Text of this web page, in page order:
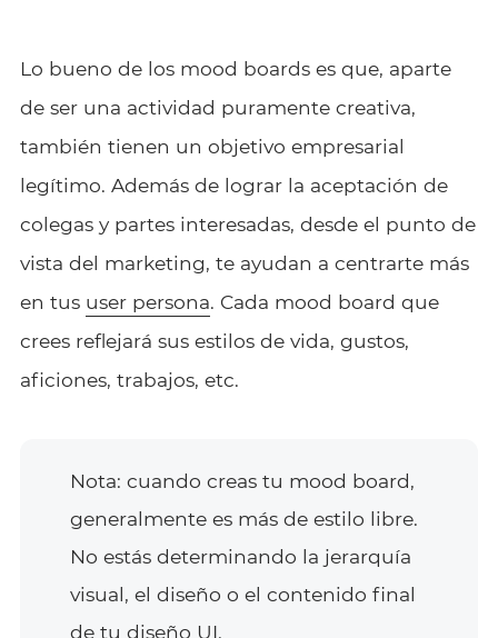
Lo bueno de los mood boards es que, aparte
de ser una actividad puramente creativa,
también tienen un objetivo empresarial
legítimo. Además de lograr la aceptación de
colegas y partes interesadas, desde el punto de
vista del marketing, te ayudan a centrarte más
en tus user persona. Cada mood board que
crees reflejará sus estilos de vida, gustos,
aficiones, trabajos, etc.
Nota: cuando creas tu mood board,
generalmente es más de estilo libre.
No estás determinando la jerarquía
visual, el diseño o el contenido final
de tu diseño UI.